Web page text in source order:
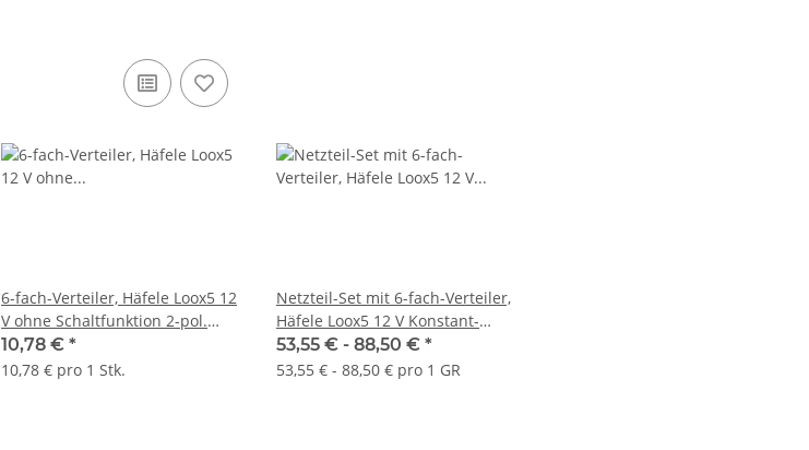
6-fach-Verteiler, Häfele Loox5 12
V ohne Schaltfunktion 2-pol.
(monochrom oder multi-weiß 2-
Draht-Technik)
10,78 € *
10,78 € pro 1 Stk.
Netzteil-Set mit 6-fach-Verteiler,
Häfele Loox5 12 V Konstant-
Spannung
53,55 € - 88,50 € *
53,55 € - 88,50 € pro 1 GR